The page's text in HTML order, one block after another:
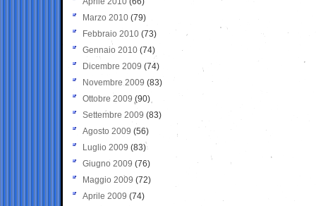
Marzo 2010 (79)
Febbraio 2010 (73)
Gennaio 2010 (74)
Dicembre 2009 (74)
Novembre 2009 (83)
Ottobre 2009 (90)
Settembre 2009 (83)
Agosto 2009 (56)
Luglio 2009 (83)
Giugno 2009 (76)
Maggio 2009 (72)
Aprile 2009 (74)